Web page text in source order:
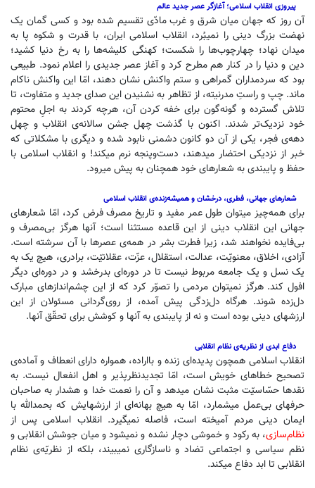
پیروزی انقلاب اسلامی؛ آغازگر عصر جدید عالم
آن روز که جهان میان شرق و غرب مادّی تقسیم شده بود و کسی گمان یک
نهضت بزرگ دینی را نمیبُرد، انقلاب اسلامی ایران، با قدرت و شکوه پا به
میدان نهاد؛ چهارچوب‌ها را شکست؛ کهنگی کلیشه‌ها را به رخ دنیا کشید؛
دین و دنیا را در کنار هم مطرح کرد و آغاز عصر جدیدی را اعلام نمود. طبیعی
بود که سردمداران گمراهی و ستم واکنش نشان دهند، امّا این واکنش ناکام
ماند. چپ و راستِ مدرنیته، از تظاهر به نشنیدن این صدای جدید و متفاوت، تا
تلاش گسترده و گونه‌گون برای خفه کردن آن، هرچه کردند به اجلِ محتوم
خود نزدیک‌تر شدند. اکنون با گذشت چهل جشن سالانه‌ی انقلاب و چهل
دهه‌ی فجر، یکی از آن دو کانون دشمنی نابود شده و دیگری با مشکلاتی که
خبر از نزدیکی احتضار میدهند، دست‌وپنجه نرم میکند! و انقلاب اسلامی با
حفظ و پایبندی به شعارهای خود همچنان به پیش میرود.
شعارهای جهانی، فطری، درخشان و همیشه‌زنده‌ی انقلاب اسلامی
برای همه‌چیز میتوان طول عمر مفید و تاریخ مصرف فرض کرد، امّا شعارهای
جهانی این انقلاب دینی از این قاعده مستثنا است؛ آنها هرگز بی‌مصرف و
بی‌فایده نخواهند شد، زیرا فطرت بشر در همه‌ی عصرها با آن سرشته است.
آزادی، اخلاق، معنویّت، عدالت، استقلال، عزّت، عقلانیّت، برادری، هیچ یک به
یک نسل و یک جامعه مربوط نیست تا در دوره‌ای بدرخشد و در دوره‌ای دیگر
افول کند. هرگز نمیتوان مردمی را تصوّر کرد که از این چشم‌اندازهای مبارک
دل‌زده شوند. هرگاه دل‌زدگی پیش آمده، از روی‌گردانی مسئولان از این
ارزشهای دینی بوده است و نه از پایبندی به آنها و کوشش برای تحقّق آنها.
دفاع ابدی از نظریه‌ی نظام انقلابی
انقلاب اسلامی همچون پدیده‌ای زنده و بااراده، همواره دارای انعطاف و آماده‌ی
تصحیح خطاهای خویش است، امّا تجدیدنظرپذیر و اهل انفعال نیست. به
نقدها حسّاسیّت مثبت نشان میدهد و آن را نعمت خدا و هشدار به صاحبان
حرفهای بی‌عمل میشمارد، امّا به هیچ بهانه‌ای از ارزشهایش که بحمدالله با
ایمان دینی مردم آمیخته است، فاصله نمیگیرد. انقلاب اسلامی پس از
نظام‌سازی، به رکود و خموشی دچار نشده و نمیشود و میان جوشش انقلابی و
نظم سیاسی و اجتماعی تضاد و ناسازگاری نمیبیند، بلکه از نظریّه‌ی نظام
انقلابی تا ابد دفاع میکند.